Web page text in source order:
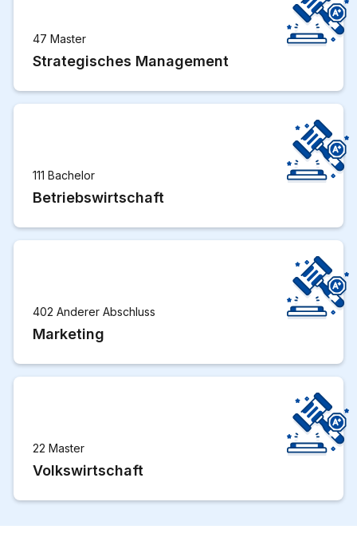
47 Master
Strategisches Management
111 Bachelor
Betriebswirtschaft
402 Anderer Abschluss
Marketing
22 Master
Volkswirtschaft